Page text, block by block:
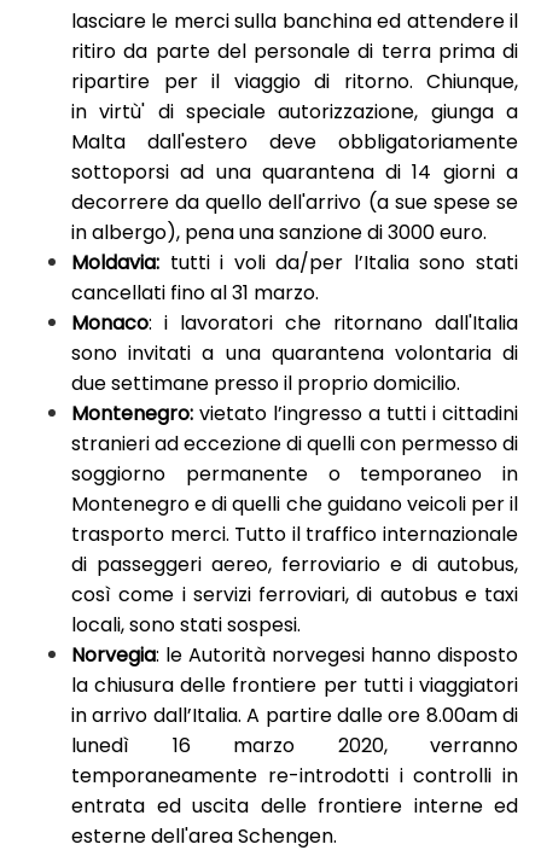
lasciare le merci sulla banchina ed attendere il
ritiro da parte del personale di terra prima di
ripartire per il viaggio di ritorno. Chiunque,
in virtù' di speciale autorizzazione, giunga a
Malta dall'estero deve obbligatoriamente
sottoporsi ad una quarantena di 14 giorni a
decorrere da quello dell'arrivo (a sue spese se
in albergo), pena una sanzione di 3000 euro.
Moldavia: tutti i voli da/per l’Italia sono stati
cancellati fino al 31 marzo.
Monaco: i lavoratori che ritornano dall'Italia
sono invitati a una quarantena volontaria di
due settimane presso il proprio domicilio.
Montenegro: vietato l’ingresso a tutti i cittadini
stranieri ad eccezione di quelli con permesso di
soggiorno permanente o temporaneo in
Montenegro e di quelli che guidano veicoli per il
trasporto merci. Tutto il traffico internazionale
di passeggeri aereo, ferroviario e di autobus,
così come i servizi ferroviari, di autobus e taxi
locali, sono stati sospesi.
Norvegia: le Autorità norvegesi hanno disposto
la chiusura delle frontiere per tutti i viaggiatori
in arrivo dall’Italia. A partire dalle ore 8.00am di
lunedì 16 marzo 2020, verranno
temporaneamente re-introdotti i controlli in
entrata ed uscita delle frontiere interne ed
esterne dell'area Schengen.